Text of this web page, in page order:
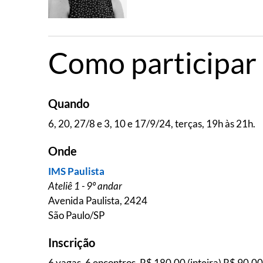
Como participar
Quando
6, 20, 27/8 e 3, 10 e 17/9/24, terças, 19h às 21h.
Onde
IMS Paulista
Ateliê 1 - 9º andar
Avenida Paulista, 2424
São Paulo/SP
Inscrição